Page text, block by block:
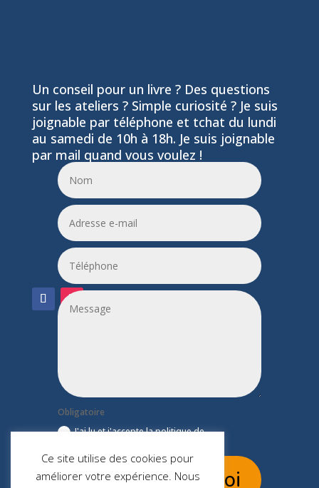
Un conseil pour un livre ? Des questions
sur les ateliers ? Simple curiosité ? Je suis
joignable par téléphone et tchat du lundi
au samedi de 10h à 18h. Je suis joignable
par mail quand vous voulez !
06 24 55 86 51
leptitfilaplumes@etik.com
Obligatoire
J'ai lu et j'accepte la politique de
Envoi
Ce site utilise des cookies pour
améliorer votre expérience. Nous